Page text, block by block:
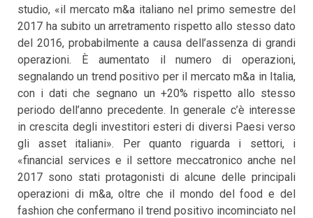
studio, «il mercato m&a italiano nel primo semestre del
2017 ha subito un arretramento rispetto allo stesso dato
del 2016, probabilmente a causa dell’assenza di grandi
operazioni. È aumentato il numero di operazioni,
segnalando un trend positivo per il mercato m&a in Italia,
con i dati che segnano un +20% rispetto allo stesso
periodo dell’anno precedente. In generale c’è interesse
in crescita degli investitori esteri di diversi Paesi verso
gli asset italiani». Per quanto riguarda i settori, i
«financial services e il settore meccatronico anche nel
2017 sono stati protagonisti di alcune delle principali
operazioni di m&a, oltre che il mondo del food e del
fashion che confermano il trend positivo incominciato nel